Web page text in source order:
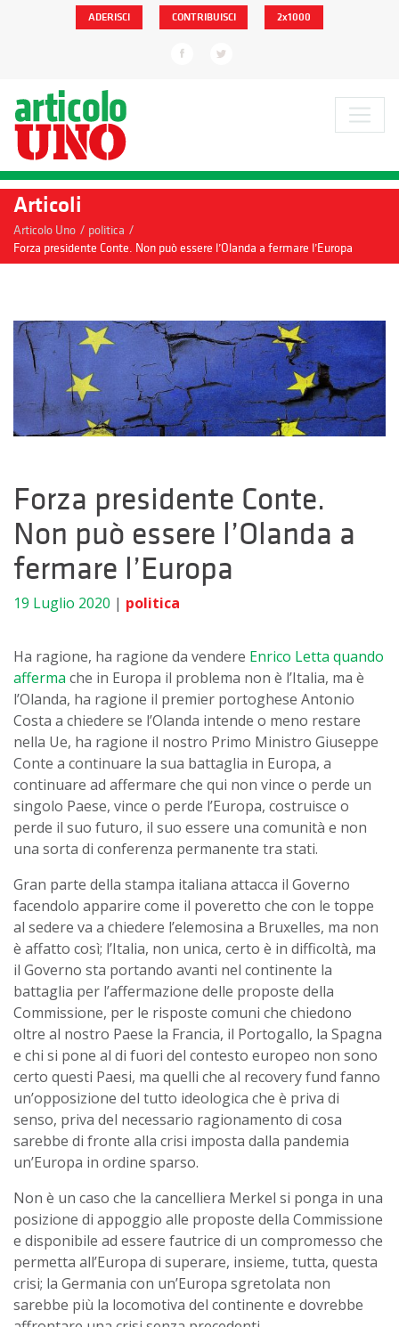
ADERISCI CONTRIBUISCI 2x1000
Articoli
Articolo Uno / politica /
Forza presidente Conte. Non può essere l’Olanda a fermare l’Europa
Forza presidente Conte.
Non può essere l’Olanda a
fermare l’Europa
19 Luglio 2020 | politica
Ha ragione, ha ragione da vendere Enrico Letta quando
afferma che in Europa il problema non è l’Italia, ma è
l’Olanda, ha ragione il premier portoghese Antonio
Costa a chiedere se l’Olanda intende o meno restare
nella Ue, ha ragione il nostro Primo Ministro Giuseppe
Conte a continuare la sua battaglia in Europa, a
continuare ad affermare che qui non vince o perde un
singolo Paese, vince o perde l’Europa, costruisce o
perde il suo futuro, il suo essere una comunità e non
una sorta di conferenza permanente tra stati.
Gran parte della stampa italiana attacca il Governo
facendolo apparire come il poveretto che con le toppe
al sedere va a chiedere l’elemosina a Bruxelles, ma non
è affatto così; l’Italia, non unica, certo è in difficoltà, ma
il Governo sta portando avanti nel continente la
battaglia per l’affermazione delle proposte della
Commissione, per le risposte comuni che chiedono
oltre al nostro Paese la Francia, il Portogallo, la Spagna
e chi si pone al di fuori del contesto europeo non sono
certo questi Paesi, ma quelli che al recovery fund fanno
un’opposizione del tutto ideologica che è priva di
senso, priva del necessario ragionamento di cosa
sarebbe di fronte alla crisi imposta dalla pandemia
un’Europa in ordine sparso.
Non è un caso che la cancelliera Merkel si ponga in una
posizione di appoggio alle proposte della Commissione
e disponibile ad essere fautrice di un compromesso che
permetta all’Europa di superare, insieme, tutta, questa
crisi; la Germania con un’Europa sgretolata non
sarebbe più la locomotiva del continente e dovrebbe